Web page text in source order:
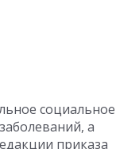
социальное
а
приказа